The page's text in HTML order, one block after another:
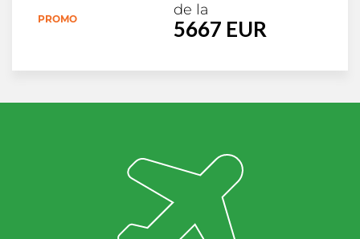
PROMO
de la
5667 EUR